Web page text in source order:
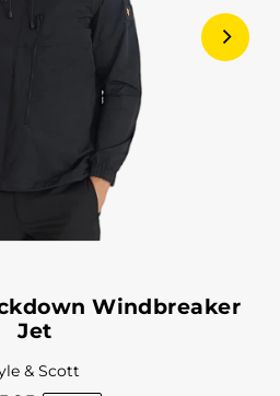
Windbreaker
Jet
& Scott